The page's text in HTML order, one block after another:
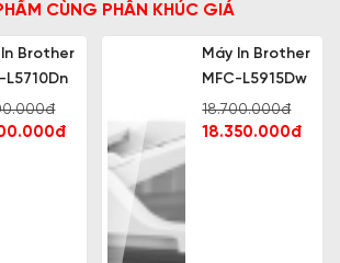
CÙNG PHÂN KHÚC GIÁ
Brother
L5710Dn
Máy In Brother
MFC-L5915Dw
18.700.000đ
18.350.000đ